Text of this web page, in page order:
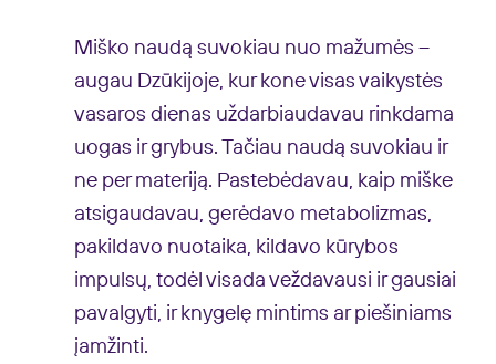
Miško naudą suvokiau nuo mažumės –
augau Dzūkijoje, kur kone visas vaikystės
vasaros dienas uždarbiaudavau rinkdama
uogas ir grybus. Tačiau naudą suvokiau ir
ne per materiją. Pastebėdavau, kaip miške
atsigaudavau, gerėdavo metabolizmas,
pakildavo nuotaika, kildavo kūrybos
impulsų, todėl visada veždavausi ir gausiai
pavalgyti, ir knygelę mintims ar piešiniams
įamžinti.